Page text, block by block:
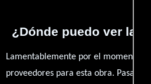
¿Dónde puedo ver la
Lamentablemente por el momento
proveedores para esta obra. Pasa por